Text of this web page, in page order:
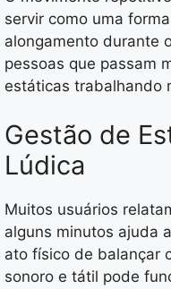
servir como uma
alongamento durante
pessoas que passam
estáticas trabalhando
Gestão de
Lúdica
Muitos usuários
alguns minutos ajuda
ato físico de balançar
sonoro e tátil pode